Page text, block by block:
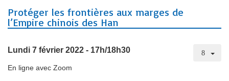
Protéger les frontières aux marges de
l’Empire chinois des Han
Lundi 7 février 2022 - 17h/18h30
En ligne avec Zoom